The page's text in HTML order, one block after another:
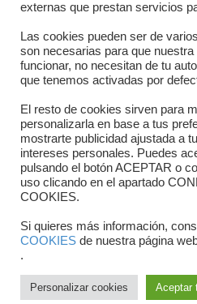
Formulario de
Copyright © 2025 FTCV
externas que prestan servicios
Las cookies pueden ser de
son necesarias para que nuestra
funcionar, no necesitan de tu
que tenemos activadas por
El resto de cookies sirven para
personalizarla en base a tus
mostrarte publicidad ajustada a
intereses personales. Puedes
pulsando el botón ACEPTAR o
uso clicando en el apartado
COOKIES.
Si quieres más información,
COOKIES de nuestra página
.
Personalizar cookies Aceptar